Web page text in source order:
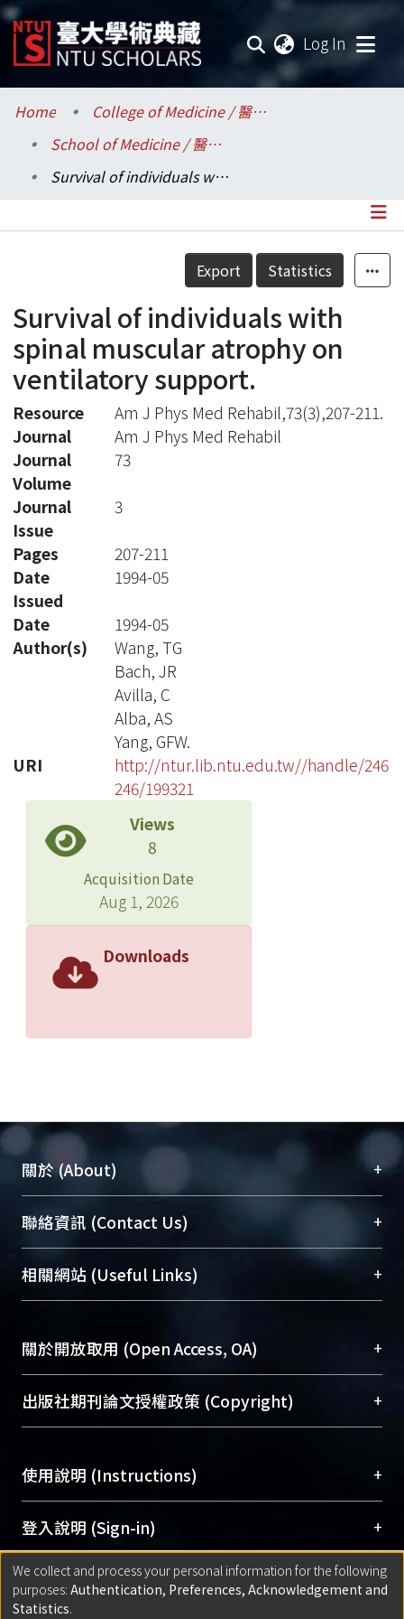
Log In
Communities & Collections
Research Outputs
Statistics
Home
College of Medicine / 醫學院
School of Medicine / 醫學系
Survival of individuals with spinal muscular atrophy on ventilatory support.
Details
Export Statistics
Survival of individuals with
spinal muscular atrophy on
ventilatory support.
Resource
Am J Phys Med Rehabil,73(3),207-211.
Journal
Am J Phys Med Rehabil
Journal
Volume
73
Journal
Issue
3
Pages
207-211
Date
Issued
1994-05
Date
1994-05
Author(s)
Wang, TG
Bach, JR
Avilla, C
Alba, AS
Yang, GFW.
URI
http://ntur.lib.ntu.edu.tw//handle/246
246/199321
Views
8
Acquisition Date
Aug 1, 2026
Downloads
關於 (About) +
臺大位居世界頂尖大學之列，為永久珍藏及向國際
展現本校豐碩的研究成果及學術能量，圖書館整合
機構典藏（NTUR）與學術庫（AH）不同功能平
台，成為臺大學術典藏NTU scholars。期能整合研
成果。
To permanently archive and promote researcher
profiles and scholarly works, Library integrates the
services of “NTU Repository” with “Academic
聯絡資訊 (Contact Us) +
總館學科館員(Main Library)
醫學圖書館學科館員(Medical Library)
Sciences Library)
相關網站 (Useful Links) +
關於開放取用 (Open Access, OA) +
開放取用是從使用者角度提升資訊取用性的社會運
動，應用在學術研究上是透過將研究著作公開供使
用逐年攀升。同時可加速研究發展、提升研究影響
Archive）平台。 （點選深入了解OA）
出版社期刊論文授權政策 (Copyright) +
含部分內容的版權非匯入者所有，或由第三方贊
助與合作完成，請確認該版權所有者及第三方同
意提供此授權。
Please represent that the submission is your
original work, and that you have the right to
grant the rights to upload.
使用說明 (Instructions) +
網站簡介(Quickstart Guide)
使用手冊(Instruction Manual)
線上預約服務(Booking Service)
登入說明 (Sign-in) +
方案一：臺灣大學計算機中心帳號登入
(With C&INC Email Account)
匯入著作 (Submission) +
We collect and process your personal information for the following
purposes: Authentication, Preferences, Acknowledgement and
Statistics.